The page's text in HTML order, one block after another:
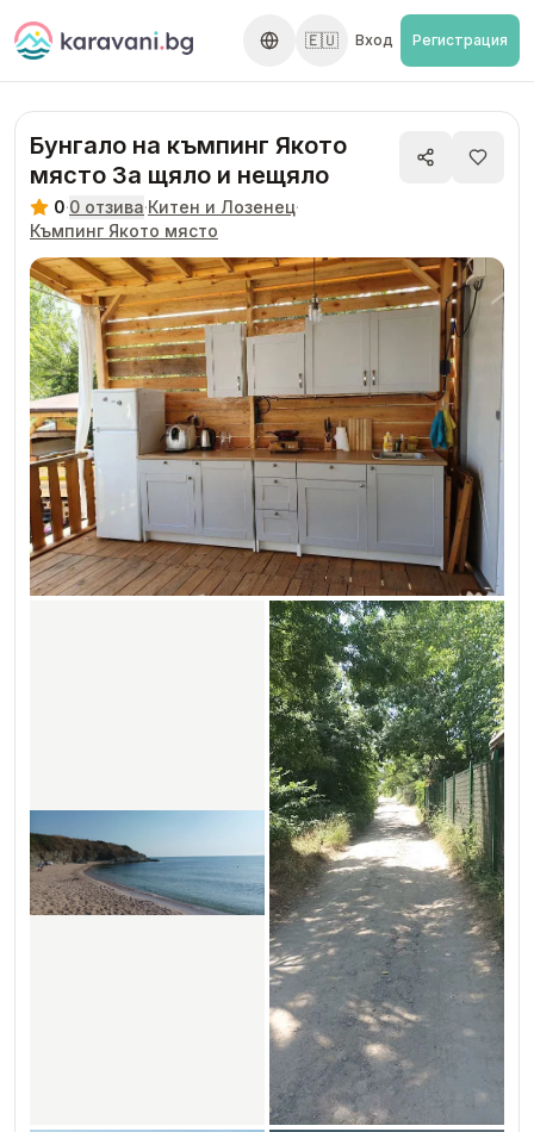
🇪🇺 Вход Регистрация
Бунгало на къмпинг Якото
място За щяло и нещяло
0·0 отзива·Китен и Лозенец·
Къмпинг Якото място